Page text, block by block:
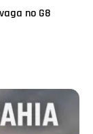
no G8